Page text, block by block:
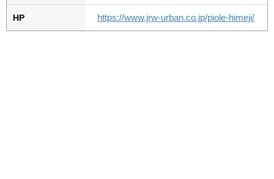
HP https://www.jrw-urban.co.jp/piole-himeji/